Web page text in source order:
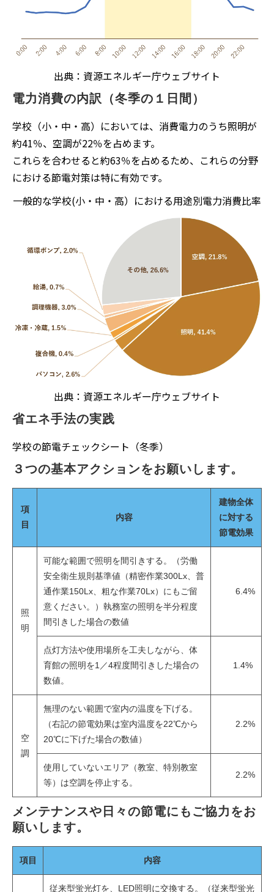
出典：資源エネルギー庁ウェブサイト
電力消費の内訳（冬季の１日間）
学校（小・中・高）においては、消費電力のうち照明が
約41％、空調が22％を占めます。
これらを合わせると約63％を占めるため、これらの分野
における節電対策は特に有効です。
一般的な学校(小・中・高）における用途別電力消費比率
出典：資源エネルギー庁ウェブサイト
省エネ手法の実践
学校の節電チェックシート（冬季）
３つの基本アクションをお願いします。
項
目
内容
建物全体
に対する
節電効果
照
明
可能な範囲で照明を間引きする。（労働
安全衛生規則基準値（精密作業300Lx、普
通作業150Lx、粗な作業70Lx）にもご留
意ください。）執務室の照明を半分程度
間引きした場合の数値
6.4%
点灯方法や使用場所を工夫しながら、体
育館の照明を1／4程度間引きした場合の
数値。
1.4%
空
調
無理のない範囲で室内の温度を下げる。
（右記の節電効果は室内温度を22℃から
20℃に下げた場合の数値）
2.2%
使用していないエリア（教室、特別教室
等）は空調を停止する。
2.2%
メンテナンスや日々の節電にもご協力をお
願いします。
項目 内容
従来型蛍光灯を、LED照明に交換する。（従来型蛍光